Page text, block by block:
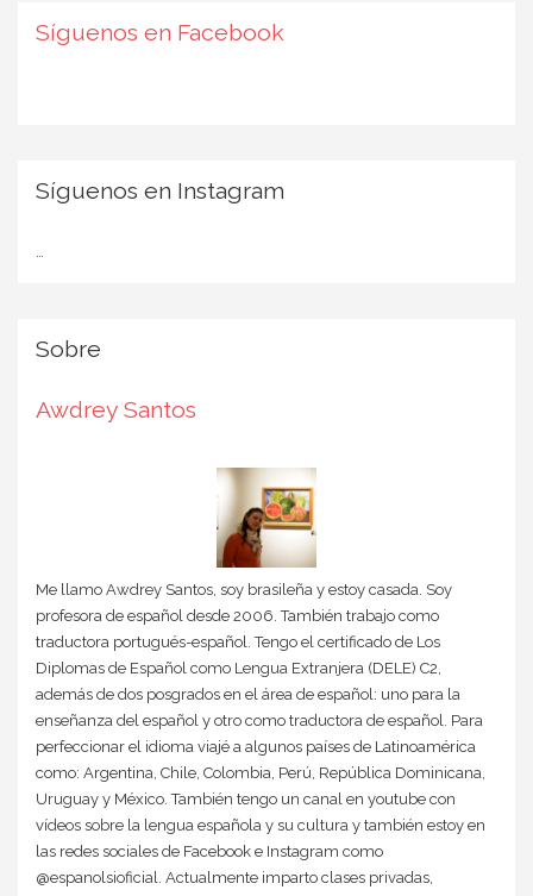
Síguenos en Facebook
Síguenos en Instagram
…
Sobre
Awdrey Santos
Me llamo Awdrey Santos, soy brasileña y estoy casada. Soy
profesora de español desde 2006. También trabajo como
traductora portugués-español. Tengo el certificado de Los
Diplomas de Español como Lengua Extranjera (DELE) C2,
además de dos posgrados en el área de español: uno para la
enseñanza del español y otro como traductora de español. Para
perfeccionar el idioma viajé a algunos países de Latinoamérica
como: Argentina, Chile, Colombia, Perú, República Dominicana,
Uruguay y México. También tengo un canal en youtube con
vídeos sobre la lengua española y su cultura y también estoy en
las redes sociales de Facebook e Instagram como
@espanolsioficial. Actualmente imparto clases privadas,